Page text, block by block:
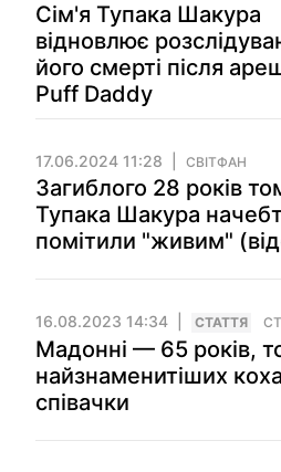
Сім'я Тупака Шакура
відновлює
його смерті після
Puff Daddy
17.06.2024 11:28 СВІТФАН
Загиблого 28 років
Тупака Шакура
помітили "живим"
16.08.2023 14:34 СТАТТЯ
Мадонні — 65 років,
найзнаменитіших
співачки